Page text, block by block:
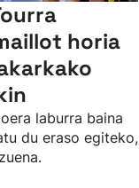
horia
laburra baina
du eraso egiteko,